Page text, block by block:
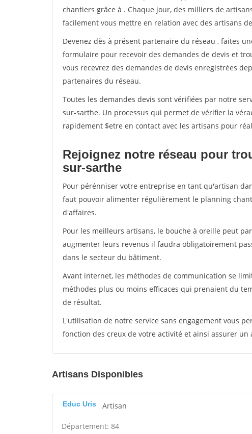
chantiers grâce à . Chaque jour, des milliers de
facilement vous mettre en relation avec des artisans
Devenez dès à présent partenaire du réseau , faites
formulaire pour recevoir des demandes de devis et
vous recevrez des demandes de devis enregistrées
partenaires du réseau.
Toutes les demandes devis sont vérifiées par notre
sur-sarthe. Un processus qui permet de vérifier la
rapidement $etre en contact avec les artisans pour
Rejoignez notre réseau pour
sur-sarthe
Pour pérénniser votre entreprise en tant qu'artisan
faut pouvoir alimenter régulièrement le planning
d'affaires.
Pour les meilleurs artisans, le bouche à oreille peut
augmenter leurs revenus il faudra obligatoirement
dans le secteur du bâtiment.
Avant internet, les méthodes de communication se
méthodes plus ou moins efficaces qui prenaient du
de résultat.
L'utilisation de notre service sans engagement vous
fonction des creux de votre activité et ainsi assurer un
Artisans Disponibles
Educ Uris Artisan
Département: 84